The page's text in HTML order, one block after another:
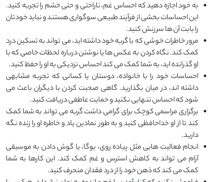
به خود اجازه دهید که احساس غم، ناراحتی و حتی خشم را تجربه کنید.
این احساسات بخشی از فرآیند طبیعی سوگواری هستند و نباید خودتان
را بابت آن ‌ها سرزنش کنید.
مرور خاطرات خوشی که با گربه‌ خود داشته ‌اید، می ‌تواند به تسکین درد
کمک کند. نگاه کردن به عکس ‌ها یا نوشتن درباره لحظات خاصی که با
او گذرانده‌ اید، به شما کمک می‌ کند احساس نزدیکی به او را حفظ کنید.
احساسات خود را با خانواده، دوستان یا کسانی که تجربه مشابهی
داشته ‌اند، در میان بگذارید. گاهی صحبت کردن با دیگران باعث می‌
شود که احساس تنهایی نکنید و حمایت عاطفی دریافت کنید.
برگزاری مراسمی کوچک برای گرامی ‌داشت گربه‌ می‌ تواند به شما کمک
کند تا از او خداحافظی کنید و به طور نمادین یاد و خاطره او را زنده نگه
دارید.
انجام فعالیت ‌هایی مثل پیاده ‌روی، یوگا، یا گوش دادن به موسیقی
آرام می ‌تواند به کاهش استرس و غم کمک کند. این کارها به شما
کمک می‌ کند که ذهن خود را از درد فقدان منحرف کنید.